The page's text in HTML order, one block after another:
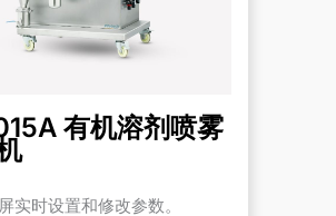
有机溶剂喷雾
实时设置和修改参数。